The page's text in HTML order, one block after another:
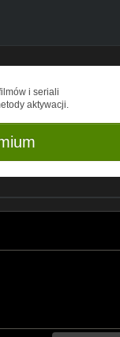
i seriali
aktywacji.